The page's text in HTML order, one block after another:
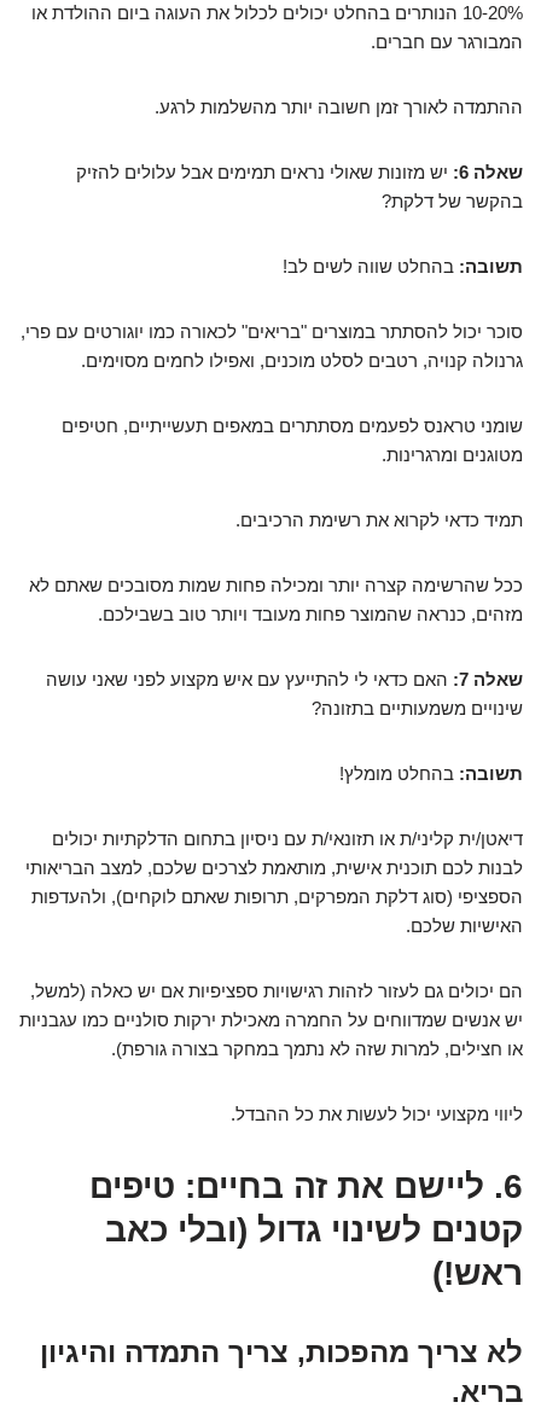
10-20% הנותרים בהחלט יכולים לכלול את העוגה ביום ההולדת או
המבורגר עם חברים.
ההתמדה לאורך זמן חשובה יותר מהשלמות לרגע.
שאלה 6:
יש מזונות שאולי נראים תמימים אבל עלולים להזיק
בהקשר של דלקת?
תשובה: בהחלט שווה לשים לב!
סוכר יכול להסתתר במוצרים "בריאים" לכאורה כמו יוגורטים עם פרי,
גרנולה קנויה, רטבים לסלט מוכנים, ואפילו לחמים מסוימים.
שומני טראנס לפעמים מסתתרים במאפים תעשייתיים, חטיפים
מטוגנים ומרגרינות.
תמיד כדאי לקרוא את רשימת הרכיבים.
ככל שהרשימה קצרה יותר ומכילה פחות שמות מסובכים שאתם לא
מזהים, כנראה שהמוצר פחות מעובד ויותר טוב בשבילכם.
שאלה 7:
האם כדאי לי להתייעץ עם איש מקצוע לפני שאני עושה
שינויים משמעותיים בתזונה?
תשובה: בהחלט מומלץ!
דיאטן/ית קליני/ת או תזונאי/ת עם ניסיון בתחום הדלקתיות יכולים
לבנות לכם תוכנית אישית, מותאמת לצרכים שלכם, למצב הבריאותי
הספציפי (סוג דלקת המפרקים, תרופות שאתם לוקחים), ולהעדפות
האישיות שלכם.
הם יכולים גם לעזור לזהות רגישויות ספציפיות אם יש כאלה (למשל,
יש אנשים שמדווחים על החמרה מאכילת ירקות סולניים כמו עגבניות
או חצילים, למרות שזה לא נתמך במחקר בצורה גורפת).
ליווי מקצועי יכול לעשות את כל ההבדל.
6. ליישם את זה בחיים: טיפים
קטנים לשינוי גדול (ובלי כאב
ראש!)
לא צריך מהפכות, צריך התמדה והיגיון
בריא.